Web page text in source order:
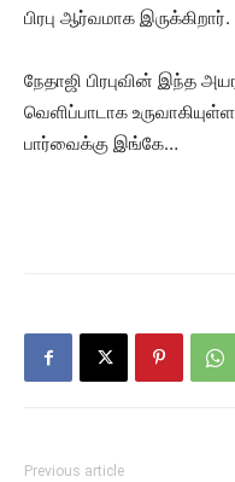
பிரபு ஆர்வமாக இருக்கிறார்.
நேதாஜி பிரபுவின் இந்த
வெளிப்பாடாக
பார்வைக்கு இங்கே…
Previous article